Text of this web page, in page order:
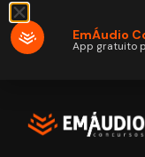
EmÁudio
App gratuito